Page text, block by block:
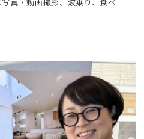
真・動画撮影、波乗り、食べ